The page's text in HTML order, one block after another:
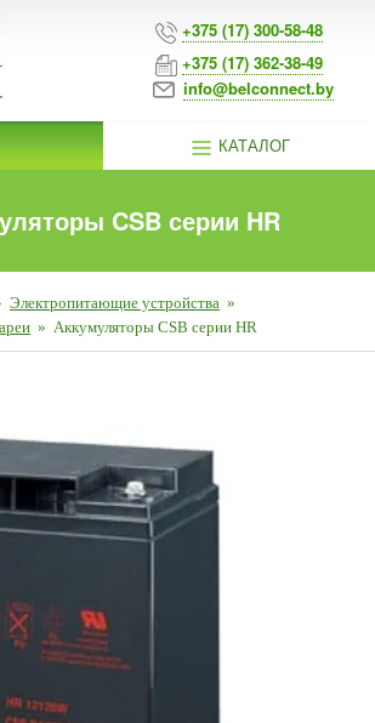
+375 (17) 300-58-48
+375 (17) 362-38-49
info@belconnect.by
КАТАЛОГ
CSB серии HR
Электропитающие устройства »
» Аккумуляторы CSB серии HR